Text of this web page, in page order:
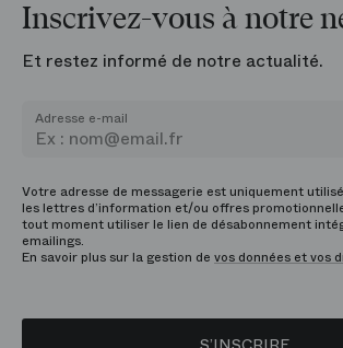
Inscrivez-vous à notre
Et restez informé de notre actualité.
Adresse e-mail
Votre adresse de messagerie est uniquement
les lettres d’information et/ou offres
tout moment utiliser le lien de désabonnement
emailings.
En savoir plus sur la gestion de vos données et vos